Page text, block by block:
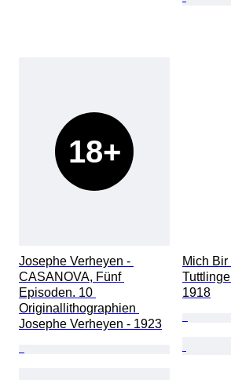
18+
Josephe Verheyen -
CASANOVA, Fünf
Episoden. 10
Originallithographien
Josephe Verheyen - 1923
Mich
1918